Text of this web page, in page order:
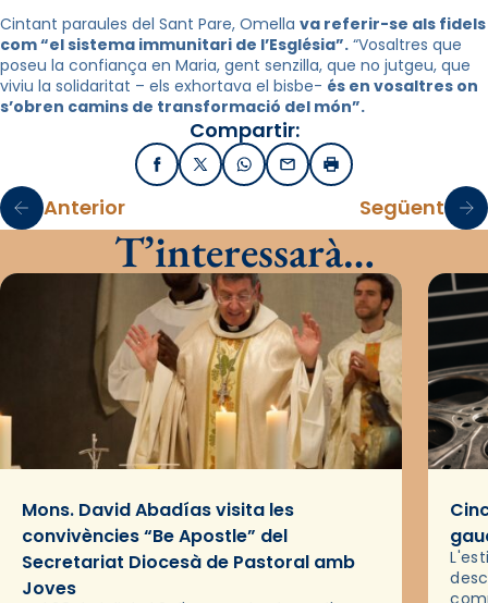
Cintant paraules del Sant Pare, Omella va referir-se als fidels
com “el sistema immunitari de l’Església”. “Vosaltres que
poseu la confiança en Maria, gent senzilla, que no jutgeu, que
viviu la solidaritat – els exhortava el bisbe- és en vosaltres on
s’obren camins de transformació del món”.
Compartir:
FacebookX / TwitterWhatsApp
EmailImprimir
Anterior Següent
T’interessarà…
Mons. David Abadías visita les
convivències “Be Apostle” del
Secretariat Diocesà de Pastoral amb
Joves